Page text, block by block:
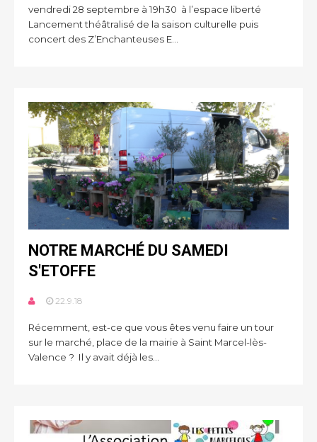
vendredi 28 septembre à 19h30 à l’espace liberté
Lancement théâtralisé de la saison culturelle puis
concert des Z’Enchanteuses E...
NOTRE MARCHÉ DU SAMEDI
S'ETOFFE
22.9.18
Récemment, est-ce que vous êtes venu faire un tour
sur le marché, place de la mairie à Saint Marcel-lès-
Valence ? Il y avait déjà les...